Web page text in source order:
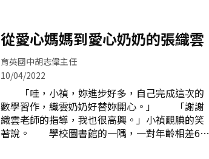
預告即將有一位外籍教師來學校服務時，個個都
睜大了眼，帶著不可置信的語氣問著：「有外國
老師要來新社國小？」期待的心情很快就淹沒了
驚訝的感覺，孩子們天天都在倒數外師入校的日
子，腦中不知閃過了多少和外師互動的小劇
場。 盼啊盼，外師終於來了！但此時的孩子
們，正因為疫情全面改採線上課程，為了不讓大
家失望，教務處積極協助外師進行線上教學，鏡
頭裡的Teacher Linda和網路另一端的孩子們，開
從愛心媽媽到愛心奶奶的張織雲
育英國中胡志偉主任
10/04/2022
「哇，小禎，妳進步好多，自己完成這次的
數學習作，織雲奶奶好替妳開心。」 「謝謝
織雲老師的指導，我也很高興。」小禎靦腆的笑
著說。 學校圖書館的一隅，一對年齡相差65